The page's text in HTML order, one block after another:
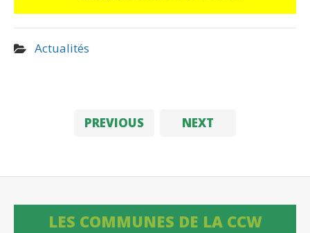
Actualités
PREVIOUS NEXT
LES COMMUNES DE LA CCW